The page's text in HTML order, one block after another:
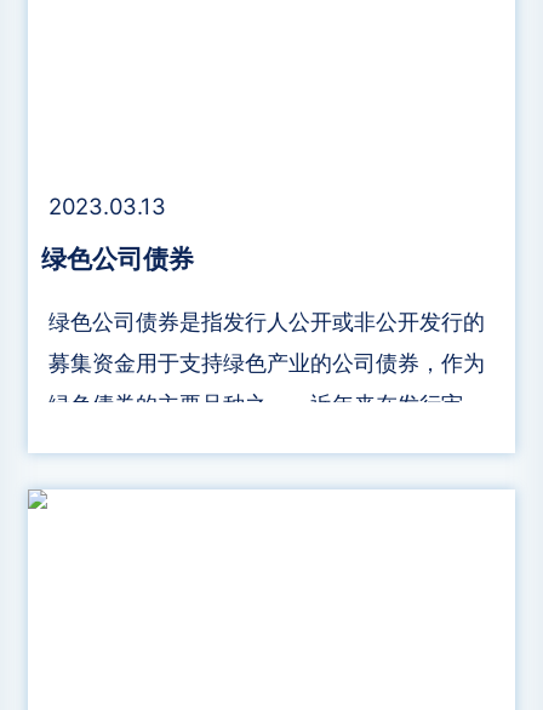
2023.03.13
​绿色公司债券
绿色公司债券是指发行人公开或非公开发行的
募集资金用于支持绿色产业的公司债券，作为
绿色债券的主要品种之一，近年来在发行审
归纳了与绿色公司债券直接相关的政策文件。